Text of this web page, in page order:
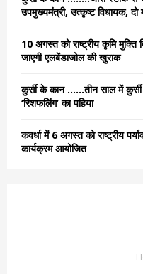
उपमुख्यमंत्री, उत्कृष्ट विधायक,
10 अगस्त को राष्ट्रीय कृमि
जाएगी एलबेंडाजोल की खुराक
कुर्सी के कान ……तीन साल में कुर्सी
‘रिशफलिंग’ का पहिया
कवर्धा में 6 अगस्त को राष्ट्रीय
कार्यक्रम आयोजित